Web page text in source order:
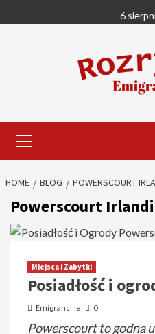
to
6
Menu
HOME BLOG POWERSCOURT
Powerscourt
Miejsca i Zabytki
Posiadłość i
Emigranci.ie 0
Powerscourt to godna